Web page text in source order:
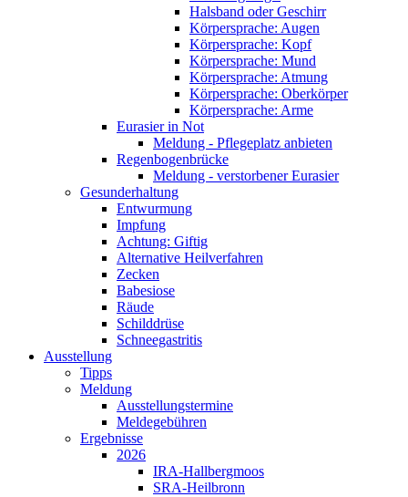
Halsband oder Geschirr
Körpersprache: Augen
Körpersprache: Kopf
Körpersprache: Mund
Körpersprache: Atmung
Körpersprache: Oberkörper
Körpersprache: Arme
Eurasier in Not
Meldung - Pflegeplatz anbieten
Regenbogenbrücke
Meldung - verstorbener Eurasier
Gesunderhaltung
Entwurmung
Impfung
Achtung: Giftig
Alternative Heilverfahren
Zecken
Babesiose
Räude
Schilddrüse
Schneegastritis
Ausstellung
Tipps
Meldung
Ausstellungstermine
Meldegebühren
Ergebnisse
2026
IRA-Hallbergmoos
SRA-Heilbronn